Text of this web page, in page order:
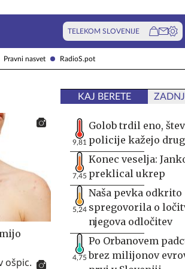
Pravni nasvet RadioS.pot
TELEKOM SLOVENIJE
KAJ BERETE
9,81
Golob trdil eno,
policije kažejo
7,45
Konec veselja:
preklical ukrep
5,24
Naša pevka odkrito
spregovorila o
njegova odločitev
4,75
Po Orbanovem
brez milijonov